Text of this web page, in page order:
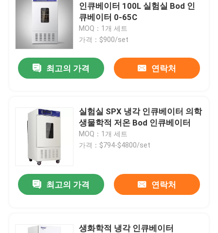
진공 건조기 오븐
궤도 진탕기 인큐베이터
이산화탄소 항온기
환경 테스트 챔버
혈소판 인큐베이터 교반기
머플 로
실험실 수조
인큐베이터 100L 실험실 Bod 인
큐베이터 0-65C
MOQ：1개 세트
가격：$900/set
최고의 가격 연락처
실험실 SPX 냉각 인큐베이터 의학
생물학적 저온 Bod 인큐베이터
MOQ：1개 세트
가격：$794-$4800/set
최고의 가격 연락처
생화학적 냉각 인큐베이터